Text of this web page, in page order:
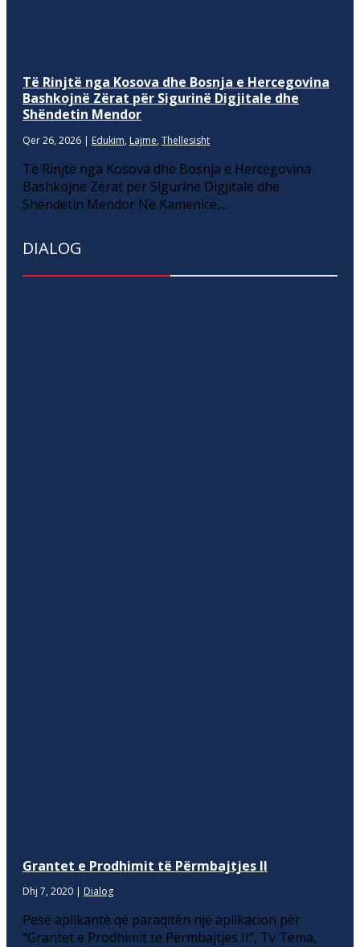
Të Rinjtë nga Kosova dhe Bosnja e Hercegovina
Bashkojnë Zërat për Sigurinë Digjitale dhe
Shëndetin Mendor
Qer 26, 2026 | Edukim, Lajme, Thellesisht
Të Rinjtë nga Kosova dhe Bosnja e Hercegovina
Bashkojnë Zërat për Sigurinë Digjitale dhe
Shëndetin Mendor Në Kamenicë,...
DIALOG
Grantet e Prodhimit të Përmbajtjes II
Dhj 7, 2020 | Dialog
Pesë aplikantë që paraqitën një aplikacion për
“Grantet e Prodhimit të Përmbajtjes II”, Tv Tema,